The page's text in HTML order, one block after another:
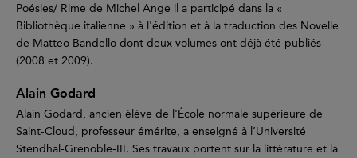
Poésies/ Rime de Michel Ange il a participé dans la «
Bibliothèque italienne » à l'édition et à la traduction des Novelle
de Matteo Bandello dont deux volumes ont déjà été publiés
(2008 et 2009).
Alain Godard
Alain Godard, ancien élève de l'École normale supérieure de
Saint-Cloud, professeur émérite, a enseigné à l’Université
Stendhal-Grenoble-III. Ses travaux portent sur la littérature et la